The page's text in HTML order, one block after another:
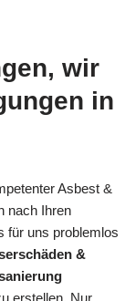
wir
in
Asbest &
nach Ihren
für uns problemlos
&
erstellen. Nur